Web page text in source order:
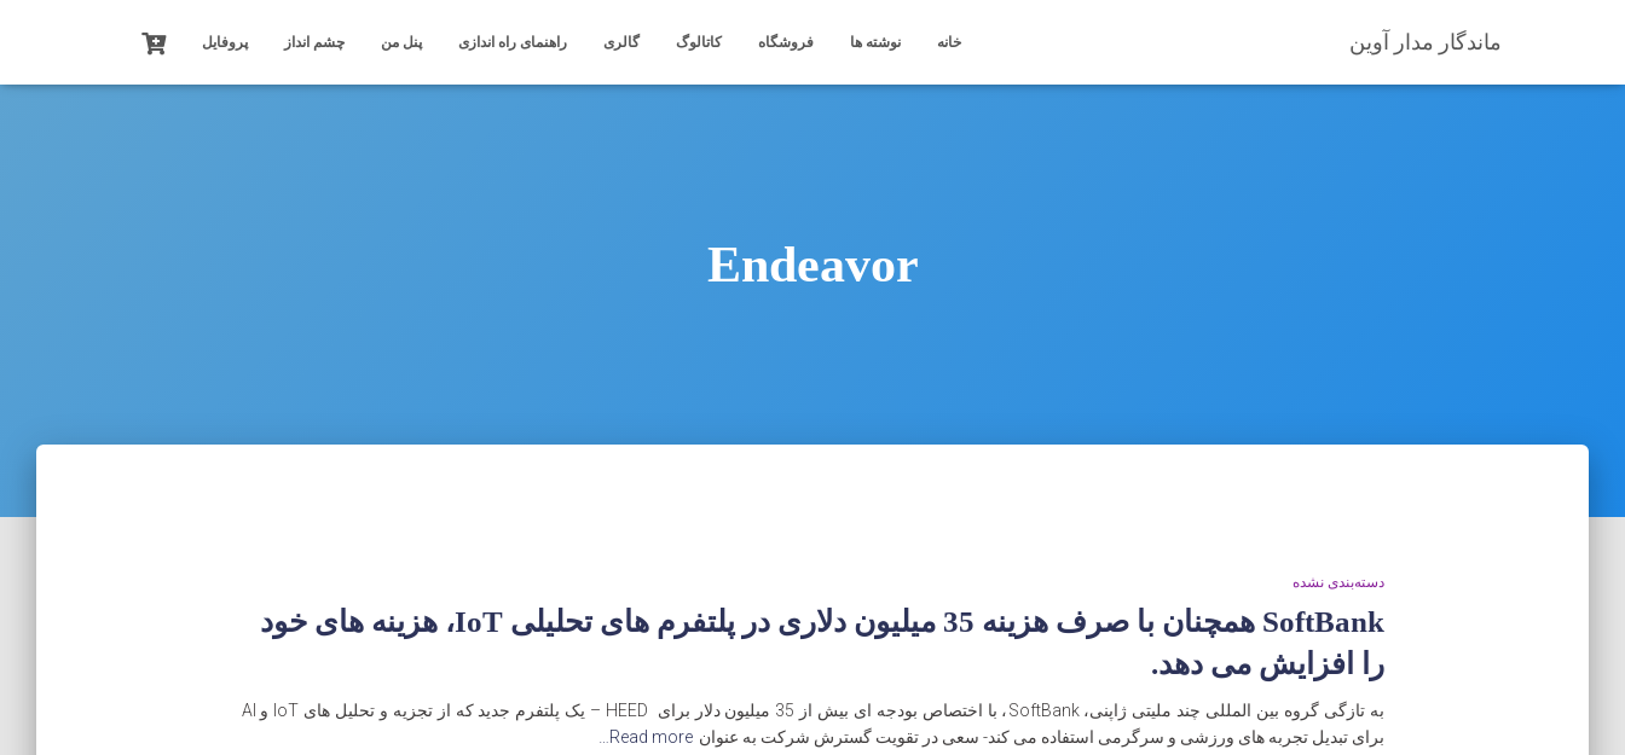
ماندگار مدار آوین خانه نوشته ها فروشگاه کاتالوگ گالری راهنمای راه اندازی پنل من چشم انداز پروفایل
Endeavor
دسته‌بندی نشده
SoftBank همچنان با صرف هزینه 35 میلیون دلاری در پلتفرم های تحلیلی IoT، هزینه های خود
را افزایش می دهد.
به تازگی گروه بین المللی چند ملیتی ژاپنی، SoftBank، با اختصاص بودجه ای بیش از 35 میلیون دلار برای HEED – یک پلتفرم جدید که از تجزیه و تحلیل های IoT و AI
برای تبدیل تجربه های ورزشی و سرگرمی استفاده می کند- سعی در تقویت گسترش شرکت به عنوان Read more…